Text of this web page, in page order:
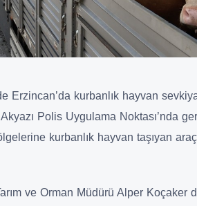
Erzincan’da kurbanlık hayvan
Polis Uygulama Noktası’nda
kurbanlık hayvan taşıyan
ve Orman Müdürü Alper Koçaker